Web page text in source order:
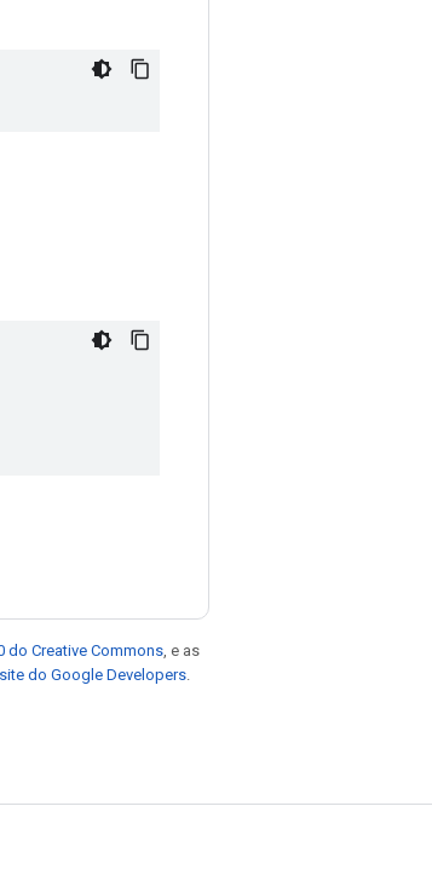
do Creative Commons , e as
do Google Developers